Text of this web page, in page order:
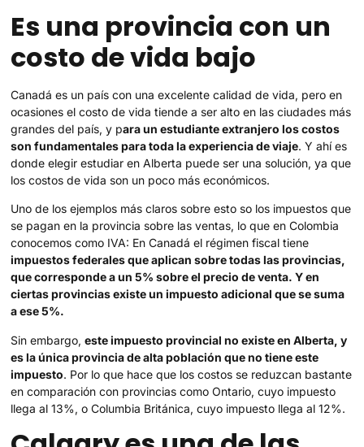
Es una provincia con un
costo de vida bajo
Canadá es un país con una excelente calidad de vida, pero en
ocasiones el costo de vida tiende a ser alto en las ciudades más
grandes del país, y para un estudiante extranjero los costos
son fundamentales para toda la experiencia de viaje. Y ahí es
donde elegir estudiar en Alberta puede ser una solución, ya que
los costos de vida son un poco más económicos.
Uno de los ejemplos más claros sobre esto so los impuestos que
se pagan en la provincia sobre las ventas, lo que en Colombia
conocemos como IVA: En Canadá el régimen fiscal tiene
impuestos federales que aplican sobre todas las provincias,
que corresponde a un 5% sobre el precio de venta. Y en
ciertas provincias existe un impuesto adicional que se suma
a ese 5%.
Sin embargo,este impuesto provincial no existe en Alberta, y
es la única provincia de alta población que no tiene este
impuesto. Por lo que hace que los costos se reduzcan bastante
en comparación con provincias como Ontario, cuyo impuesto
llega al 13%, o Columbia Británica, cuyo impuesto llega al 12%.